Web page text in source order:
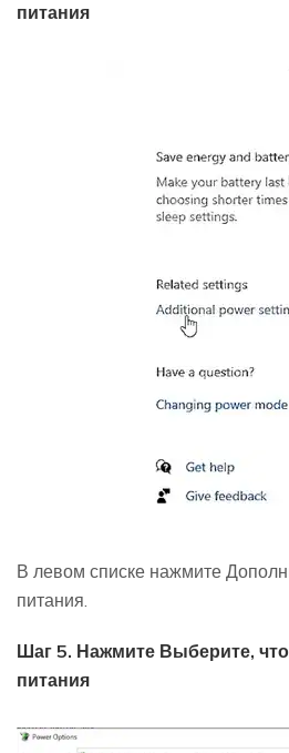
питания
В левом списке нажмите
питания.
Шаг 5. Нажмите Выберите,
питания